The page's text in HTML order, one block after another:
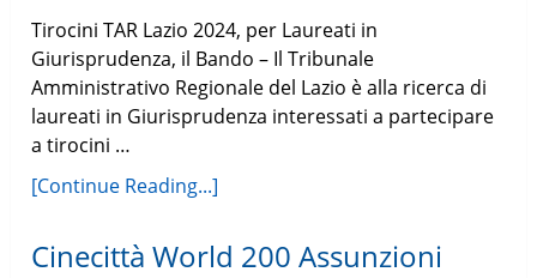
Tirocini TAR Lazio 2024, per Laureati in
Giurisprudenza, il Bando – Il Tribunale
Amministrativo Regionale del Lazio è alla ricerca di
laureati in Giurisprudenza interessati a partecipare
a tirocini …
[Continue Reading...]
Cinecittà World 200 Assunzioni